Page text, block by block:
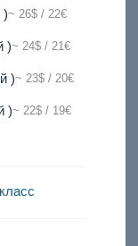
)~ 26$ / 22€
)~ 24$ / 21€
)~ 23$ / 20€
)~ 22$ / 19€